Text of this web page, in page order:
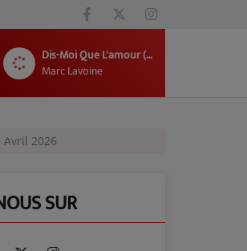
Dis-Moi Que L'amour (Avec Bambou)
Marc Lavoine
Avril 2026
SUR